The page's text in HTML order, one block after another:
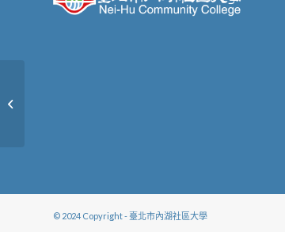
© 2024 Copyright - 臺北市內湖社區大學